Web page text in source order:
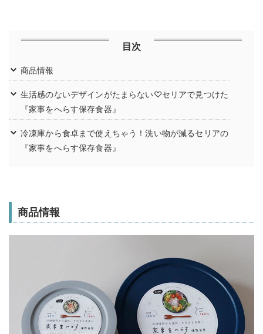
目次
商品情報
生活感のないデザインがたまらない♡セリアで見つけた
『家事をへらす保存食器』
冷凍庫から食卓まで使えちゃう！洗い物が減るセリアの
『家事をへらす保存食器』
商品情報